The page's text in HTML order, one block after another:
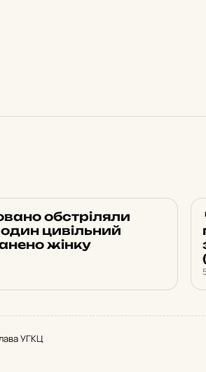
обстріляли
цивільний
жінку
УГКЦ